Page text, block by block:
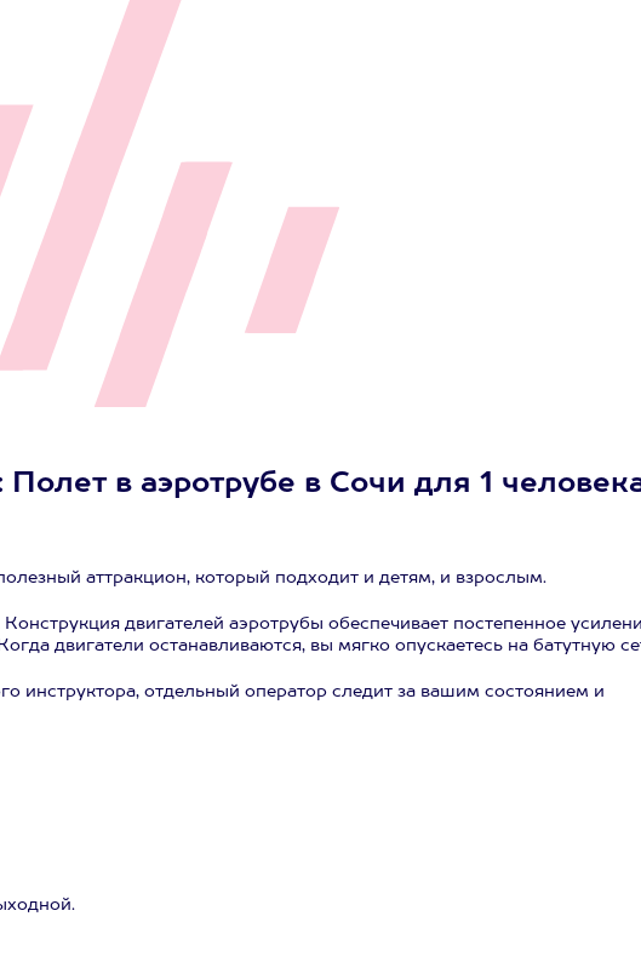
Полет в аэротрубе в Сочи для 1
аттракцион, который подходит и детям, и взрослым.
двигателей аэротрубы обеспечивает постепенное
двигатели останавливаются, вы мягко опускаетесь на батутную
инструктора, отдельный оператор следит за вашим состоянием и